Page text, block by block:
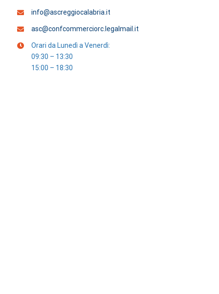
info@ascreggiocalabria.it
asc@confcommerciorc.legalmail.it
Orari da Lunedì a Venerdì:
09:30 – 13:30
15:00 – 18:30